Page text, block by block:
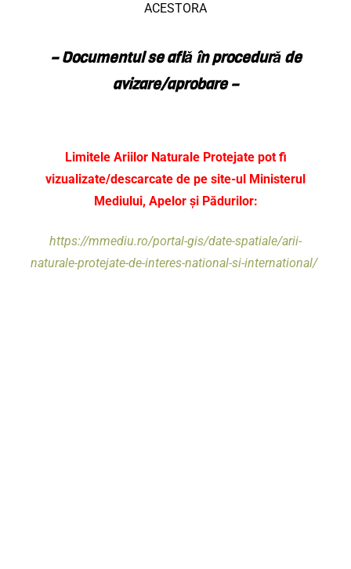
ACESTORA
– Documentul se află în procedură de
avizare/aprobare –
Limitele Ariilor Naturale Protejate pot fi
vizualizate/descarcate de pe site-ul Ministerul
Mediului, Apelor și Pădurilor:
https://mmediu.ro/portal-gis/date-spatiale/arii-
naturale-protejate-de-interes-national-si-international/